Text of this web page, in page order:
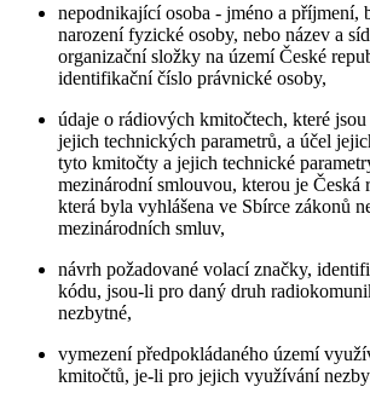
nepodnikající osoba - jméno a příjmení,
narození fyzické osoby, nebo název a
organizační složky na území České
identifikační číslo právnické osoby,
údaje o rádiových kmitočtech, které
jejich technických parametrů, a účel
tyto kmitočty a jejich technické
mezinárodní smlouvou, kterou je Česká
která byla vyhlášena ve Sbírce zákonů
mezinárodních smluv,
návrh požadované volací značky,
kódu, jsou-li pro daný druh
nezbytné,
vymezení předpokládaného území
kmitočtů, je-li pro jejich využívání